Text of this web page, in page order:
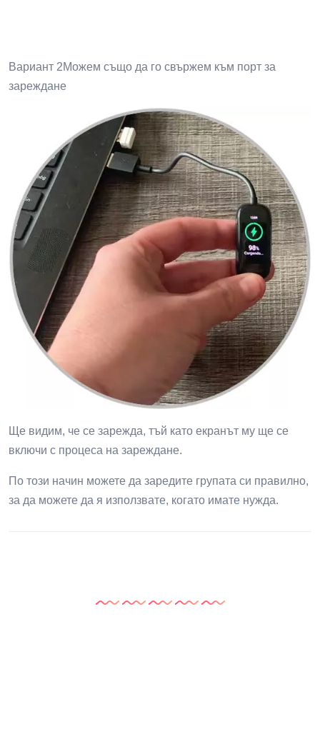
Вариант 2Можем също да го свържем към порт за
зареждане
Ще видим, че се зарежда, тъй като екранът му ще се
включи с процеса на зареждане.
По този начин можете да заредите групата си правилно,
за да можете да я използвате, когато имате нужда.